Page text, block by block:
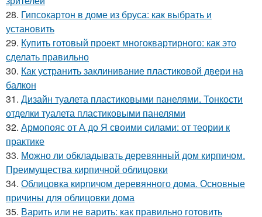
28. Гипсокартон в доме из бруса: как выбрать и
установить
29. Купить готовый проект многоквартирного: как это
сделать правильно
30. Как устранить заклинивание пластиковой двери на
балкон
31. Дизайн туалета пластиковыми панелями. Тонкости
отделки туалета пластиковыми панелями
32. Армопояс от А до Я своими силами: от теории к
практике
33. Можно ли обкладывать деревянный дом кирпичом.
Преимущества кирпичной облицовки
34. Облицовка кирпичом деревянного дома. Основные
причины для облицовки дома
35. Варить или не варить: как правильно готовить